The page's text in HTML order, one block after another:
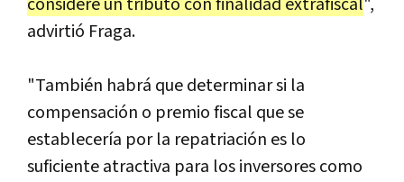
advirtió Fraga.
"También habrá que determinar si la
compensación o premio fiscal que se
establecería por la repatriación es lo
suficiente atractiva para los inversores como